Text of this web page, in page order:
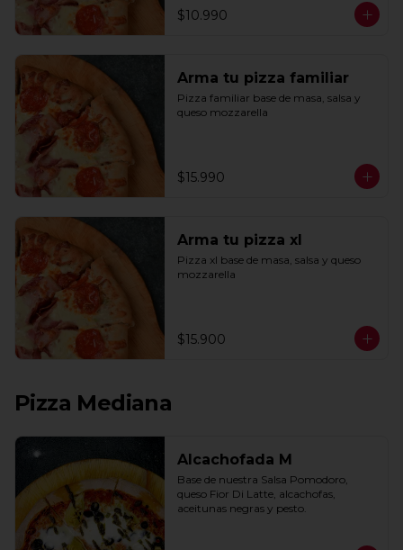
$10.990
Arma tu pizza familiar
Pizza familiar base de masa, salsa y
queso mozzarella
$15.990
Arma tu pizza xl
Pizza xl base de masa, salsa y queso
mozzarella
$15.900
Pizza Mediana
Alcachofada M
Base de nuestra Salsa Pomodoro,
queso Fior Di Latte, alcachofas,
aceitunas negras y pesto.